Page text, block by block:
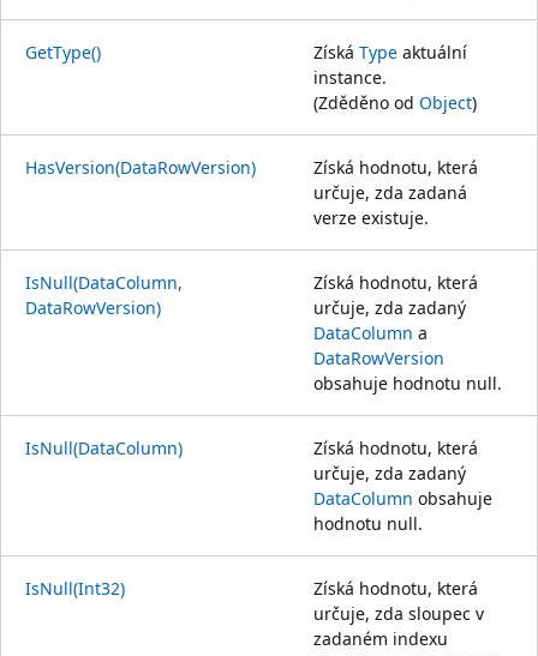
GetType() Získá Type aktuální
instance.
(Zděděno od Object)
HasVersion(DataRowVersion)
Získá hodnotu, která
určuje, zda zadaná
verze existuje.
IsNull(DataColumn,
DataRowVersion)
Získá hodnotu, která
určuje, zda zadaný
DataColumn a
DataRowVersion
obsahuje hodnotu null.
IsNull(DataColumn)
Získá hodnotu, která
určuje, zda zadaný
DataColumn obsahuje
hodnotu null.
IsNull(Int32)
Získá hodnotu, která
určuje, zda sloupec v
zadaném indexu